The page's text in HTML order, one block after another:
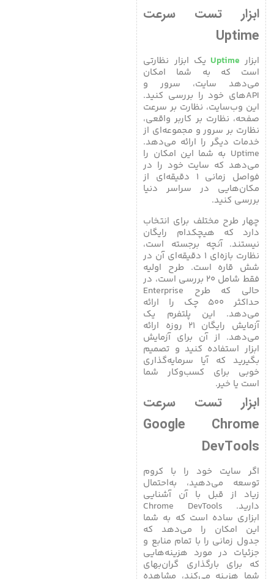
ابزار تست سرعت
Uptime
ابزار Uptime یک ابزار نظارتی
است که به شما امکان
می‌دهد سایت، سرور و
APIهای خود را بررسی کنید.
این وب‌سایت، نظارت بر سرعت
صفحه، نظارت بر کاربر واقعی،
نظارت بر سرور و مجموعه‌ای از
خدمات دیگر را ارائه می‌دهد.
Uptime به شما این امکان را
می‌دهد که سایت خود را در
فواصل زمانی ۱ دقیقه‌ای از
مکان‌هایی در سراسر دنیا
بررسی کنید.
چهار طرح مختلف برای انتخاب
دارد که هیچکدام رایگان
نیستند. آنچه برجسته است،
نظارت بازه‌ای ۱ دقیقه‌ای آن در
شش قاره است. طرح اولیه
فقط شامل ۲۰ بررسی است، در
حالی که طرح Enterprise
حداکثر ۵۰۰ چک را ارائه
می‌دهد. این پلتفرم یک
آزمایش رایگان ۲۱ روزه ارائه
می‌دهد. از آن برای آزمایش
ابزار استفاده کنید و تصمیم
بگیرید که آیا سرمایه‌گذاری
خوبی برای کسب‌وکار شما
است یا خیر.
ابزار تست سرعت
Google Chrome
DevTools
اگر سایت خود را با کروم
توسعه می‌دهید، به‌احتمال
زیاد از قبل با آن آشنایی
دارید. Chrome DevTools
ابزاری ساده است که به شما
این امکان را می‌دهد که
جدول زمانی را با تمام منابع و
جزئیات در مورد هزینه‌هایی
که برای بارگذاری گران‌بهای
شما هزینه می‌کند، مشاهده